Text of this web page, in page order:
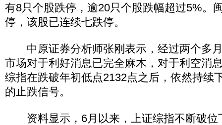
有8只个股跌停，逾20只个股跌幅超过5%。
停，该股已连续七跌停。
中原证券分析师张刚表示，经过两个多
市场对于利好消息已完全麻木，对于利空消
综指在跌破年初低点2132点之后，依然持续
的止跌信号。
资料显示，6月以来，上证综指不断破位